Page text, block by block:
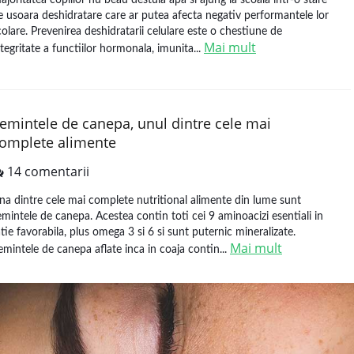
usoara deshidratare care ar putea afecta negativ performantele lor
Prevenirea deshidratarii celulare este o chestiune de
a functiilor hormonala, imunita... Mai mult
de canepa, unul dintre cele mai
alimente
14 comentarii
dintre cele mai complete nutritional alimente din lume sunt
de canepa. Acestea contin toti cei 9 aminoacizi esentiali in
favorabila, plus omega 3 si 6 si sunt puternic mineralizate.
de canepa aflate inca in coaja contin... Mai mult